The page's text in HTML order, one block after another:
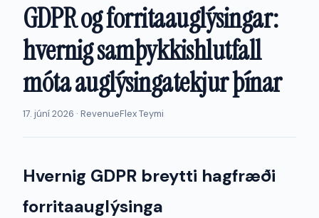
GDPR og forritaauglýsingar:
hvernig samþykkishlutfall
móta auglýsingatekjur þínar
17. júní 2026 · RevenueFlex Teymi
Hvernig GDPR breytti hagfræði
forritaauglýsinga